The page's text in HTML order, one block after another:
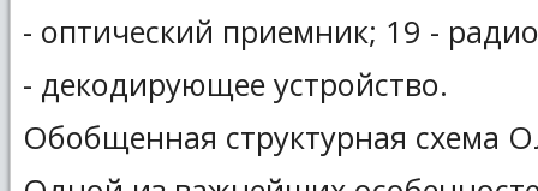
- оптический приемник; 19 -
- декодирующее устройство.
Обобщенная структурная схема